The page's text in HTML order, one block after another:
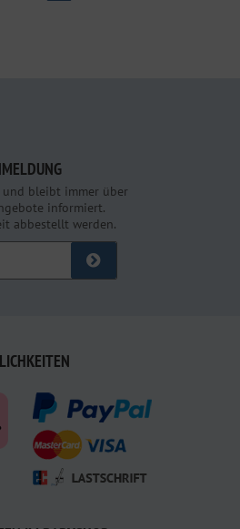
bleibt immer über
informiert.
abbestellt werden.